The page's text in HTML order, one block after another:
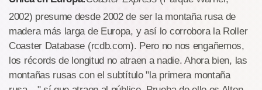
2002) presume desde 2002 de ser la montaña rusa de
madera más larga de Europa, y así lo corrobora la Roller
Coaster Database (rcdb.com). Pero no nos engañemos,
los récords de longitud no atraen a nadie. Ahora bien, las
montañas rusas con el subtítulo "la primera montaña